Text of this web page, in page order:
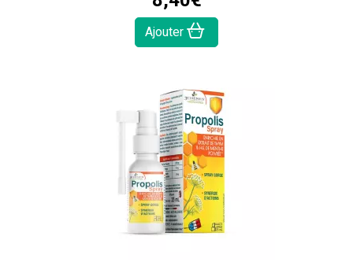
Ajouter